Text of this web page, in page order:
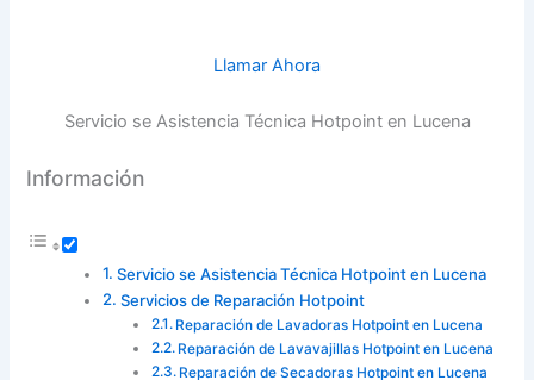
Llamar Ahora
Servicio se Asistencia Técnica Hotpoint en Lucena
Información
Servicio se Asistencia Técnica Hotpoint en Lucena
Servicios de Reparación Hotpoint
Reparación de Lavadoras Hotpoint en Lucena
Reparación de Lavavajillas Hotpoint en Lucena
Reparación de Secadoras Hotpoint en Lucena